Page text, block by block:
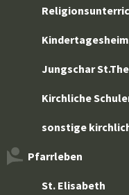
Jungschar
Kirchliche
sonstige
Pfarrleben
St. Elisabeth